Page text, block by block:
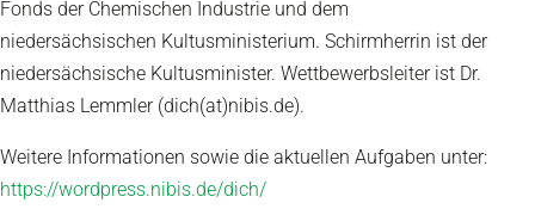
Fonds der Chemischen Industrie und dem
niedersächsischen Kultusministerium. Schirmherrin ist der
niedersächsische Kultusminister. Wettbewerbsleiter ist Dr.
Matthias Lemmler (dich(at)nibis.de).
Weitere Informationen sowie die aktuellen Aufgaben unter:
https://wordpress.nibis.de/dich/